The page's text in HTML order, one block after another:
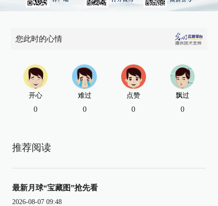
您此时的心情
开心
0
难过
0
点赞
0
飘过
0
推荐阅读
最新月球“宝藏图”抢先看
2026-08-07 09:48